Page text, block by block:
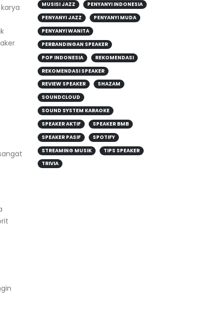
MUSISI JAZZ
PENYANYI INDONESIA
PENYANYI JAZZ
PENYANYI MUDA
PENYANYI WANITA
PERBANDINGAN SPEAKER
POP INDONESIA
REKOMENDASI
REKOMENDASI SPEAKER
REVIEW SPEAKER
SHAZAM
SOUNDCLOUD
SOUND SYSTEM KARAOKE
SPEAKER AKTIF
SPEAKER BMB
SPEAKER PASIF
SPOTIFY
STREAMING MUSIK
TIPS SPEAKER
TRIVIA